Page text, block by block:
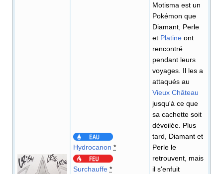
Hydrocanon *
Surchauffe *
Motisma est un
Pokémon que
Diamant, Perle
et Platine ont
rencontré
pendant leurs
voyages. Il les a
attaqués au
Vieux Château
jusqu'à ce que
sa cachette soit
dévoilée. Plus
tard, Diamant et
Perle le
retrouvent, mais
il s'enfuit